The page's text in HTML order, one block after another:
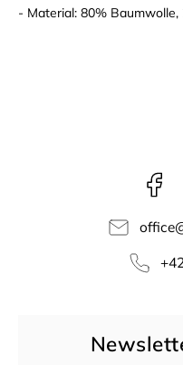
- Material: 80%
office